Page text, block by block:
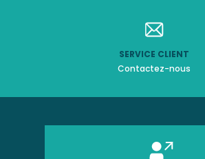
SERVICE CLIENT
Contactez-nous